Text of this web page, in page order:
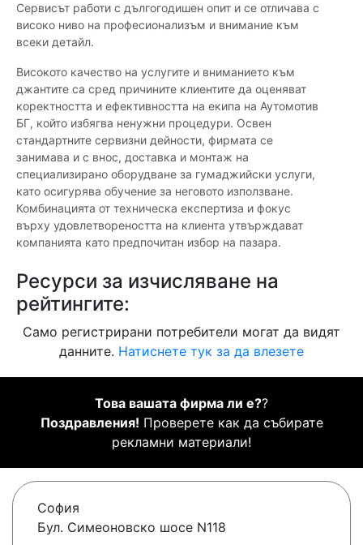
Сервисът работи с дългогодишен опит и се отличава с
високо ниво на професионализъм и внимание към
всеки детайл.
Високото качество на услугите и вниманието към
джантите са сред причините клиентите да оценяват
коректността и ефективността на екипа на Аутомотив
БГ, който избягва ненужни процедури. Освен
стандартните сервизни дейности, фирмата се
занимава и с внос, доставка и монтаж на
специализирано оборудване за гумаджийски услуги,
като осигурява обучение за неговото използване.
Комбинацията от техническа експертиза и фокус
върху удовлетвореността на клиента утвърждават
компанията като предпочитан избор на пазара.
Ресурси за изчисляване на
рейтингите:
Само регистрирани потребители могат да видят
данните. Натиснете тук за да влезете
Това вашата фирма ли е??
Поздравления! Проверете как да събирате
рекламни материали!
София
Бул. Симеоновско шосе N118